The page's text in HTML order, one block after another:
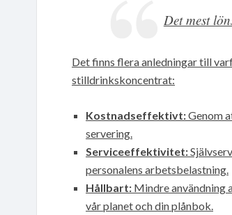
Det mest
Det finns flera anledningar till
stilldrinkskoncentrat:
Kostnadseffektivt:Genom
servering.
Serviceeffektivitet:
personalens arbetsbelastning.
Hållbart: Mindre användning
vår planet och din plånbok.